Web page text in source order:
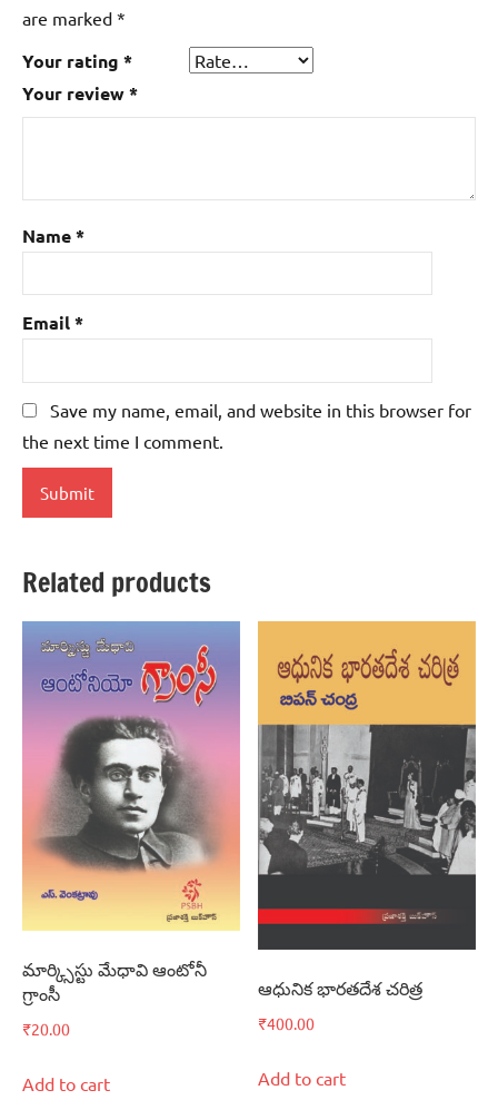
are marked *
Your rating *
Your review*
Name*
Email*
Save my name, email, and website in this browser for
the next time I comment.
Related products
మార్క్సిస్టు మేధావి ఆంటోనీ
గ్రాంసీ
₹20.00
Add to cart
ఆధునిక భారతదేశ చరిత్ర
₹400.00
Add to cart